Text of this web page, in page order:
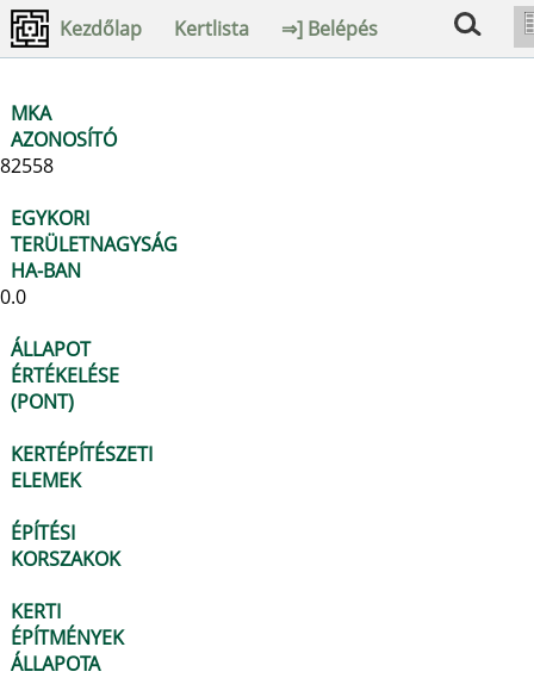
Kezdőlap Kertlista ⇒] Belépés
MKA
AZONOSÍTÓ
82558
EGYKORI
TERÜLETNAGYSÁG
HA-BAN
0.0
ÁLLAPOT
ÉRTÉKELÉSE
(PONT)
KERTÉPÍTÉSZETI
ELEMEK
ÉPÍTÉSI
KORSZAKOK
KERTI
ÉPÍTMÉNYEK
ÁLLAPOTA